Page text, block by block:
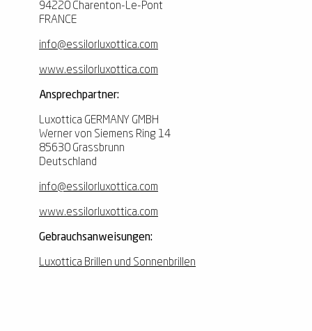
94220 Charenton-Le-Pont
FRANCE
info@essilorluxottica.com
www.essilorluxottica.com
Ansprechpartner:
Luxottica GERMANY GMBH
Werner von Siemens Ring 14
85630 Grassbrunn
Deutschland
info@essilorluxottica.com
www.essilorluxottica.com
Gebrauchsanweisungen:
Luxottica Brillen und Sonnenbrillen